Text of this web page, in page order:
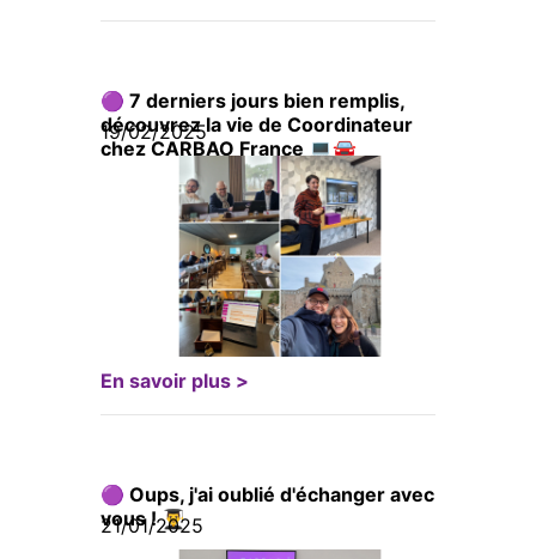
🟣 7 derniers jours bien remplis,
découvrez la vie de Coordinateur
chez CARBAO France 💻🚘
19/02/2025
En savoir plus >
🟣 Oups, j'ai oublié d'échanger avec
vous ! 👨‍🎓
21/01/2025